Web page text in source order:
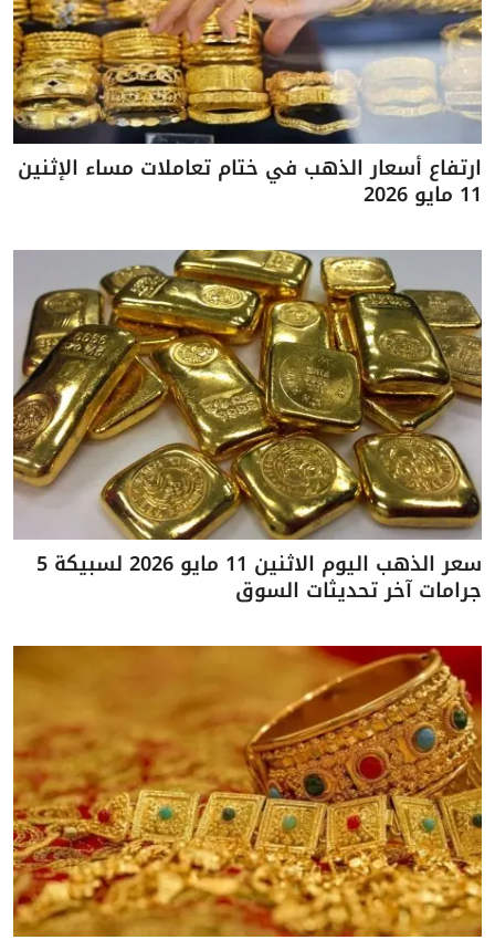
ارتفاع أسعار الذهب في ختام تعاملات مساء الإثنين
11 مايو 2026
سعر الذهب اليوم الاثنين 11 مايو 2026 لسبيكة 5
جرامات آخر تحديثات السوق